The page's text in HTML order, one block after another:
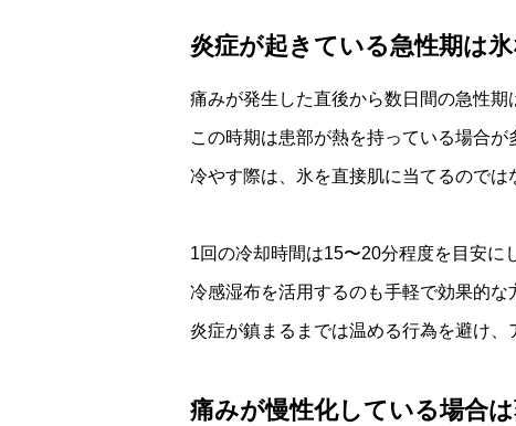
炎症が起きている急性期は
痛みが発生した直後から数日間の急性期
この時期は患部が熱を持っている場合
冷やす際は、氷を直接肌に当てるのでは
1回の冷却時間は15〜20分程度を目安に
冷感湿布を活用するのも手軽で効果的な
炎症が鎮まるまでは温める行為を避け、
痛みが慢性化している場合